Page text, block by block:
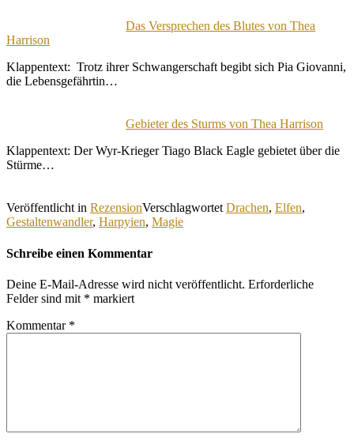
Das Versprechen des Blutes von Thea
Harrison
Klappentext: Trotz ihrer Schwangerschaft begibt sich Pia Giovanni,
die Lebensgefährtin…
Gebieter des Sturms von Thea Harrison
Klappentext: Der Wyr-Krieger Tiago Black Eagle gebietet über die
Stürme…
Veröffentlicht in RezensionVerschlagwortet Drachen, Elfen,
Gestaltenwandler, Harpyien, Magie
Schreibe einen Kommentar
Deine E-Mail-Adresse wird nicht veröffentlicht. Erforderliche
Felder sind mit * markiert
Kommentar *